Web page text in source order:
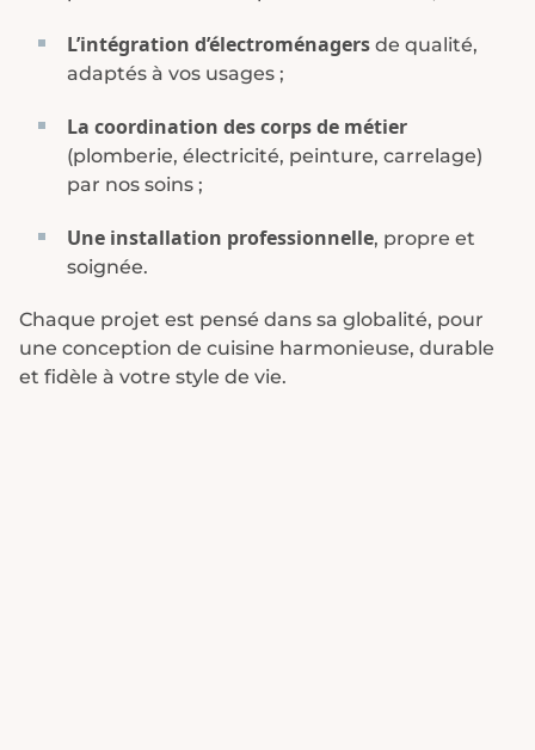
L’intégration d’électroménagers de qualité,
adaptés à vos usages ;
La coordination des corps de métier
(plomberie, électricité, peinture, carrelage)
par nos soins ;
Une installation professionnelle, propre et
soignée.
Chaque projet est pensé dans sa globalité, pour
une conception de cuisine harmonieuse, durable
et fidèle à votre style de vie.